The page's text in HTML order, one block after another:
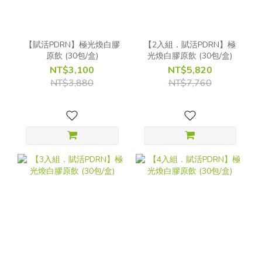
【賦活PDRN】極光煥白膠
原飲 (30包/盒)
NT$3,100
NT$3,880
【2入組．賦活PDRN】極
光煥白膠原飲 (30包/盒)
NT$5,820
NT$7,760